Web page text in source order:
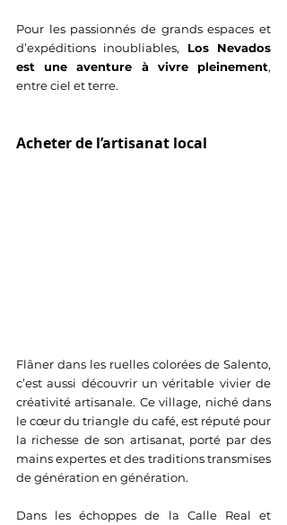
Pour les passionnés de grands espaces et
d’expéditions inoubliables, Los Nevados
est une aventure à vivre pleinement,
entre ciel et terre.
Acheter de l’artisanat local
Flâner dans les ruelles colorées de Salento,
c’est aussi découvrir un véritable vivier de
créativité artisanale. Ce village, niché dans
le cœur du triangle du café, est réputé pour
la richesse de son artisanat, porté par des
mains expertes et des traditions transmises
de génération en génération.
Dans les échoppes de la Calle Real et